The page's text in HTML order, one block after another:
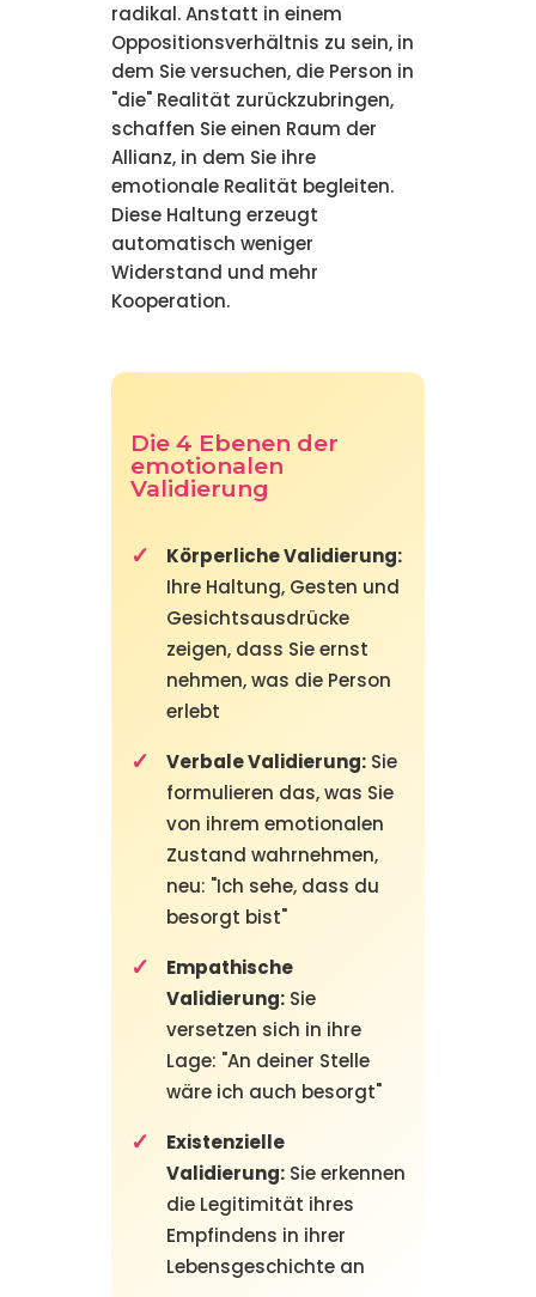
radikal. Anstatt in einem
Oppositionsverhältnis zu sein, in
dem Sie versuchen, die Person in
"die" Realität zurückzubringen,
schaffen Sie einen Raum der
Allianz, in dem Sie ihre
emotionale Realität begleiten.
Diese Haltung erzeugt
automatisch weniger
Widerstand und mehr
Kooperation.
Die 4 Ebenen der
emotionalen
Validierung
Körperliche Validierung:
Ihre Haltung, Gesten und
Gesichtsausdrücke
zeigen, dass Sie ernst
nehmen, was die Person
erlebt
Verbale Validierung:Sie
formulieren das, was Sie
von ihrem emotionalen
Zustand wahrnehmen,
neu: "Ich sehe, dass du
besorgt bist"
Empathische
Validierung:Sie
versetzen sich in ihre
Lage: "An deiner Stelle
wäre ich auch besorgt"
Existenzielle
Validierung:Sie erkennen
die Legitimität ihres
Empfindens in ihrer
Lebensgeschichte an